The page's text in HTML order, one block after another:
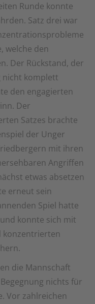
Runde konnte
Satz drei war
welche den
Der Rückstand, der
nicht komplett
den engagierten
Der
Satzes brachte
der Unger
mit ihren
Angriffen
etwas absetzen
erneut sein
Spiel hatte
konnte sich mit
konzentrierten
die Mannschaft
nichts für
Vor zahlreichen